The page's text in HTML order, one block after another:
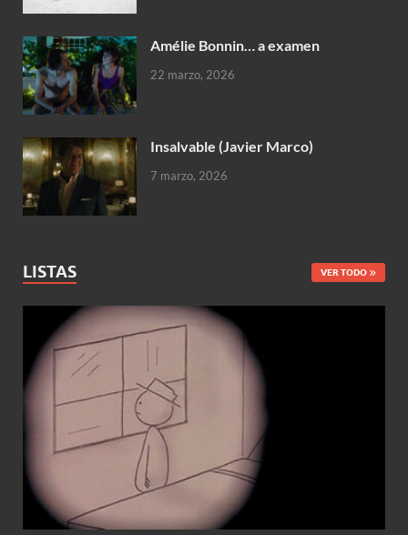
Amélie Bonnin… a examen
22 marzo, 2026
Insalvable (Javier Marco)
7 marzo, 2026
LISTAS VER TODO